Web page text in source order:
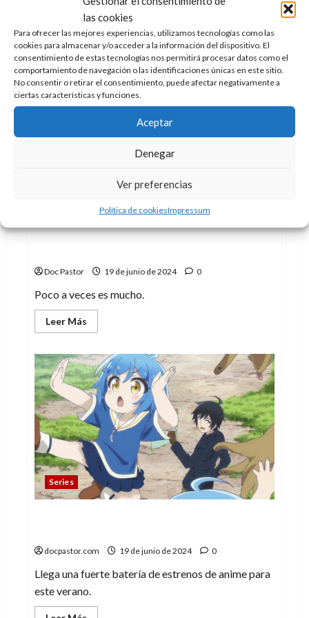
las cookies
Para ofrecer las mejores experiencias, utilizamos tecnologías como las
cookies para almacenar y/o acceder a la información del dispositivo. El
consentimiento de estas tecnologías nos permitirá procesar datos como el
comportamiento de navegación o las identificaciones únicas en este sitio.
No consentir o retirar el consentimiento, puede afectar negativamente a
ciertas características y funciones.
Aceptar
Denegar
Ver preferencias
Política de cookiesImpressum
Crash. Sea...
Leer MásLeer
más
acerca
de
Doctor
Who:
Time
Crash,
definitivo
Split: Un primer episodio cargado de
Doc Pastor 19 de junio de 2024 0
Poco a veces es mucho.
Leer Más
más
Split:
Un
primer
episodio
cargado
de
sensualidad
e
intimismo
Series
docpastor.com 19 de junio de 2024 0
Llega una fuerte batería de estrenos de anime para
este verano.